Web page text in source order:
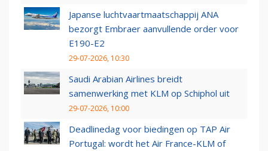
Japanse luchtvaartmaatschappij ANA
bezorgt Embraer aanvullende order voor
E190-E2
29-07-2026, 10:30
Saudi Arabian Airlines breidt
samenwerking met KLM op Schiphol uit
29-07-2026, 10:00
Deadlinedag voor biedingen op TAP Air
Portugal: wordt het Air France-KLM of